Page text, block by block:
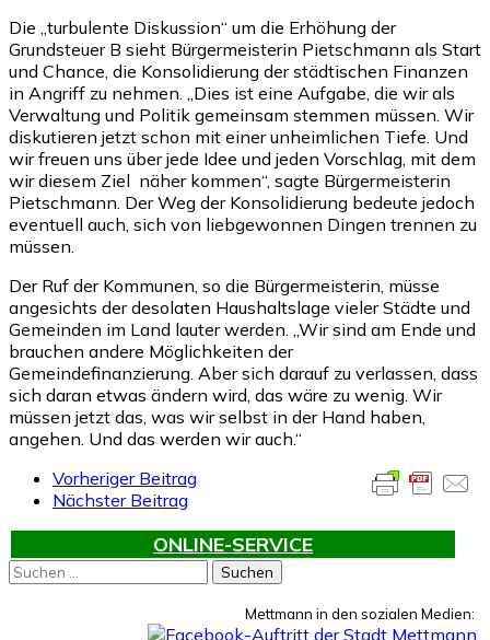
Die „turbulente Diskussion“ um die Erhöhung der
Grundsteuer B sieht Bürgermeisterin Pietschmann als Start
und Chance, die Konsolidierung der städtischen Finanzen
in Angriff zu nehmen. „Dies ist eine Aufgabe, die wir als
Verwaltung und Politik gemeinsam stemmen müssen. Wir
diskutieren jetzt schon mit einer unheimlichen Tiefe. Und
wir freuen uns über jede Idee und jeden Vorschlag, mit dem
wir diesem Ziel näher kommen“, sagte Bürgermeisterin
Pietschmann. Der Weg der Konsolidierung bedeute jedoch
eventuell auch, sich von liebgewonnen Dingen trennen zu
müssen.
Der Ruf der Kommunen, so die Bürgermeisterin, müsse
angesichts der desolaten Haushaltslage vieler Städte und
Gemeinden im Land lauter werden. „Wir sind am Ende und
brauchen andere Möglichkeiten der
Gemeindefinanzierung. Aber sich darauf zu verlassen, dass
sich daran etwas ändern wird, das wäre zu wenig. Wir
müssen jetzt das, was wir selbst in der Hand haben,
angehen. Und das werden wir auch.“
Vorheriger Beitrag
Nächster Beitrag
ONLINE-SERVICE
Suchen
nach:
Mettmann in den sozialen Medien: